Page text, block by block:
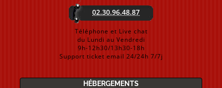
02.30.96.48.87
Téléphone et Live chat
du Lundi au Vendredi
9h-12h30/13h30-18h
Support ticket email 24/24h 7/7j
HÉBERGEMENTS